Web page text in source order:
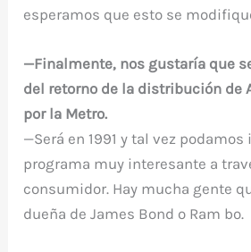
esperamos que esto se
—Finalmente, nos gustaría que
del retorno de la distribución de
por la Metro.
—Será en 1991 y tal vez
programa muy interesante a
consumidor. Hay mucha gente
dueña de James Bond o Ram bo.